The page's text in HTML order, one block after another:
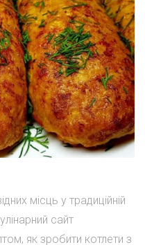
місць у традиційній
сайт
як зробити котлети з